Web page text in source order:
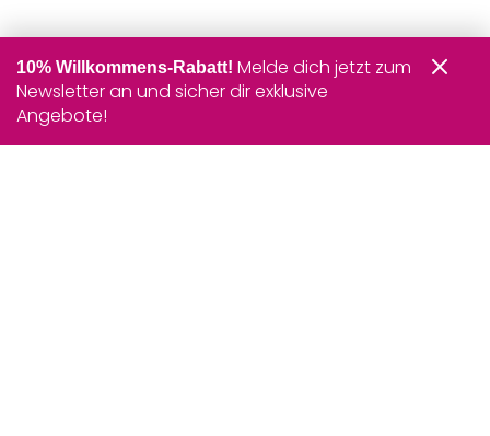
10% Willkommens-Rabatt! Melde dich jetzt zum
Newsletter an und sicher dir exklusive
Angebote!